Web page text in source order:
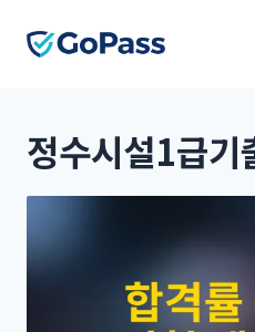
정수시설1급기